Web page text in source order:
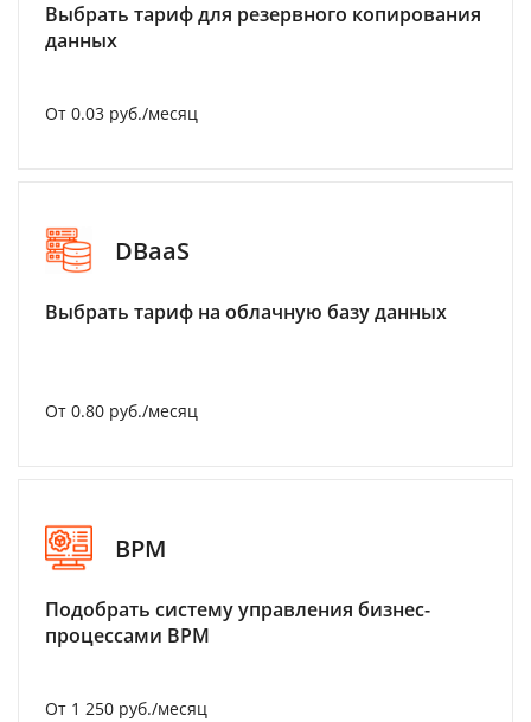
Выбрать тариф для резервного копирования
данных
От 0.03 руб./месяц
DBaaS
Выбрать тариф на облачную базу данных
От 0.80 руб./месяц
BPM
Подобрать систему управления бизнес-
процессами BPM
От 1 250 руб./месяц